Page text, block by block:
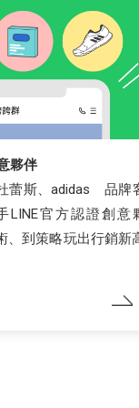
夥伴
蕾斯、adidas 品牌
LINE官方認證創意
、到策略玩出行銷新